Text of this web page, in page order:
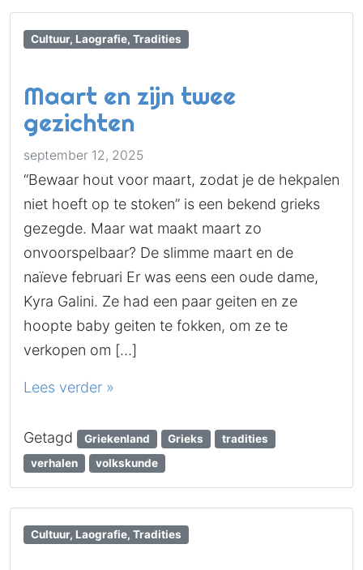
Cultuur, Laografie, Tradities
Maart en zijn twee
gezichten
september 12, 2025
“Bewaar hout voor maart, zodat je de hekpalen
niet hoeft op te stoken” is een bekend grieks
gezegde. Maar wat maakt maart zo
onvoorspelbaar? De slimme maart en de
naïeve februari Er was eens een oude dame,
Kyra Galini. Ze had een paar geiten en ze
hoopte baby geiten te fokken, om ze te
verkopen om […]
Lees verder »
Getagd Griekenland Grieks
tradities
verhalen
volkskunde
Cultuur, Laografie, Tradities